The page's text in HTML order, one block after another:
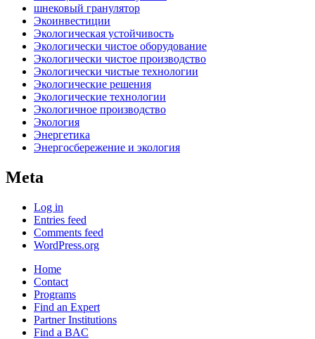
шнековый гранулятор
Экоинвестиции
Экологическая устойчивость
Экологически чистое оборудование
Экологически чистое производство
Экологически чистые технологии
Экологические решения
Экологические технологии
Экологичное производство
Экология
Энергетика
Энергосбережение и экология
Meta
Log in
Entries feed
Comments feed
WordPress.org
Home
Contact
Programs
Find an Expert
Partner Institutions
Find a BAC